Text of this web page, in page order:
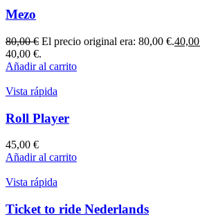
Mezo
80,00€ El precio original era: 80,00 €.40,00
40,00 €.
Añadir al carrito
Vista rápida
Roll Player
45,00 €
Añadir al carrito
Vista rápida
Ticket to ride Nederlands